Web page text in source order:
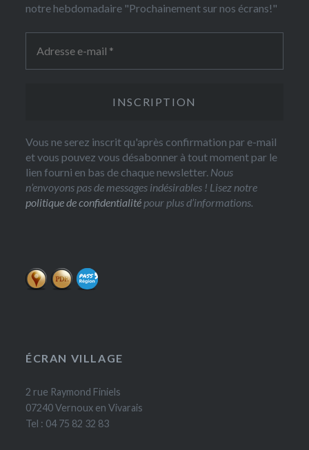
notre hebdomadaire "Prochainement sur nos écrans!"
Vous ne serez inscrit qu'après confirmation par e-mail
et vous pouvez vous désabonner à tout moment par le
lien fourni en bas de chaque newsletter. Nous
n’envoyons pas de messages indésirables ! Lisez notre
politique de confidentialité pour plus d’informations.
ÉCRAN VILLAGE
2 rue Raymond Finiels
07240 Vernoux en Vivarais
Tel : 04 75 82 32 83